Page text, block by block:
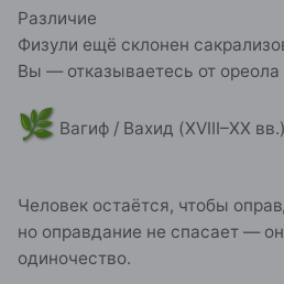
Различие
Физули ещё склонен
Вы — отказываетесь от
🌿 Вагиф / Вахид (XVIII–XX вв.)
Человек остаётся, чтобы
но оправдание не спасает —
одиночество.